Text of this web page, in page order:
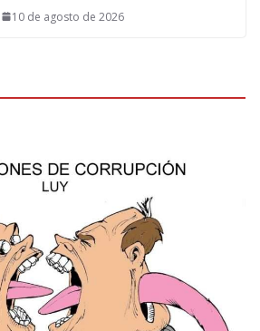
10 de agosto de 2026